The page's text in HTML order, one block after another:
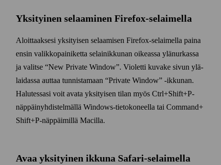
Yksityinen selaaminen Firefox-selaimella
Aloittaaksesi yksityisen selaamisen Firefox-selaimella paina
ensin valikko­painiketta selain­ikkunan oikeassa ylä­nurkassa
ja valitse
New Private Window . Violetti kuvake sivun ylä­
laidassa auttaa tunnistamaan
Private Window
‑ikkunan.
Halutessasi voit avata yksityisen tilan myös Ctrl+​Shift+​P-
näppäin­yhdistelmällä Windows-tieto­koneella tai Command+​
Shift+​P‑näppäimillä Macilla.
Avaa yksityinen ikkuna Safari-selaimella